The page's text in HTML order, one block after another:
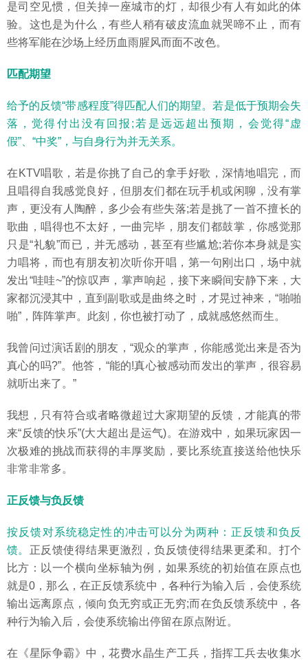
是司空见惯，但关掉一座城市的灯，却很少有人有如此的体
验。这也是为什么，有些人稍有破皮流血就哭啼不止，而有
些将军能在沙场上经历血雨腥风而面不改色。
匹配期望
给予的反馈“带感程度”得匹配人们的期望。若是低于预期会失
落，觉得付出没有回报;若是远远超出预期，会觉得“虚
假”、“中奖”，与自身行为并无关系。
在KTV唱歌，若是你挑了自己的拿手好歌，深情地唱完，而
且唱得自我感觉良好，但朋友们都在玩手机或闲聊，没有掌
声，更没有人陶醉，多少会有些失落;若是挑了一首不擅长的
歌曲，唱得也不太好，一曲完毕，朋友们都鼓掌，你感觉那
只是“礼貌”而已，并无感动，甚至有些尴尬;若你本身就是实
力唱将，而也有朋友初次听你开唱，第一句刚出口，场中就
发出“哇哇~”的惊叹声，掌声响起，接下来瞬间安静下来，大
家都沉浸其中，直到副歌或是曲终之时，才晃过神来，“啪啪
啪”，阵阵掌声。此刻，你也被打动了，成就感悠然而生。
我曾问过演话剧的朋友，“观众的掌声，你能感觉出来是否为
真心的吗?”。他答，“能的!真心被感动而发出的掌声，很容易
就听出来了。”
我想，只有符合或者略微超过大家期望的反馈，才能真的带
来“反馈的快乐”(大大超出是运气)。在游戏中，如果玩家因一
次极难的挑战而获得的丰厚奖励，要比系统直接送给他快乐
非常非常多。
正反馈与负反馈
按反馈对系统稳定性的冲击可以分为两种：正反馈和负反
馈。 正反馈使得结果更激烈，负反馈使得结果更柔和。打个
比方：以一个横向坐标轴为例，如果系统的初始值在原点也
就是0，那么，在正反馈系统中，各种行为输入后，会使系统
输出远离原点，倾向负无穷或正无穷;而在负反馈系统中，各
种行为输入后，会使系统输出停留在原点附近。
在《星际争霸》中，花费水晶生产工兵，指挥工兵去收集水